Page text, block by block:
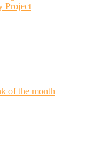
Project
of the month